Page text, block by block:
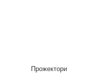
Прожектори